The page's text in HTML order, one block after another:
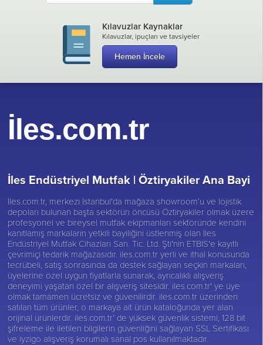
Kılavuzlar Kaynaklar
Kılavuzlar, ipuçları ve tavsiyeler
Hemen İncele
İles.com.tr
İles Endüstriyel Mutfak |Öztiryakiler Ana Bayi
İles.com.tr, merkezi İstanbul'da mağaza showroom’u ve lojistik
depoları bulunan başta sektörün öncüsü Öztiryakiler olmak üzere
profesyonel ve bireysel mutfak ekipmanları sektöründe kendini
kanıtlamış markaların yetkili bayiliğini üstlenmiş olan İles
Endüstriyel Mutfak Cihazları San. Tic. Ltd. Şti'nin ETBİS'e kayıtlı
çevrimiçi tedarik mağazasıdır. iles.com.tr yerli ve ithal konusunda
tecrübeli, satış sonrasında da destek sağlayan seçkin markaları,
üyelerine özel uygun fiyatlarla sunarak, ayrıcalıklı alışveriş
deneyimi yaşatan özel bir alışveriş sitesidir. iles.com.tr' ye üye
olmak tamamen ücretsiz ve güvenilirdir. iles.com.tr üzerinden
satılan tüm ürünler, o markaya ait ürün kataloğunda yer alan
orijinal ürünlerdir. iles.com.tr’ de yüksek güvenlik sistemi, 128 bit
şifreleme ile iletilen bilgilerin güvenliğini sağlayan SSL Sertifikası
ve iyzigo alışveriş korumalı sanal pos kullanılmaktadır.